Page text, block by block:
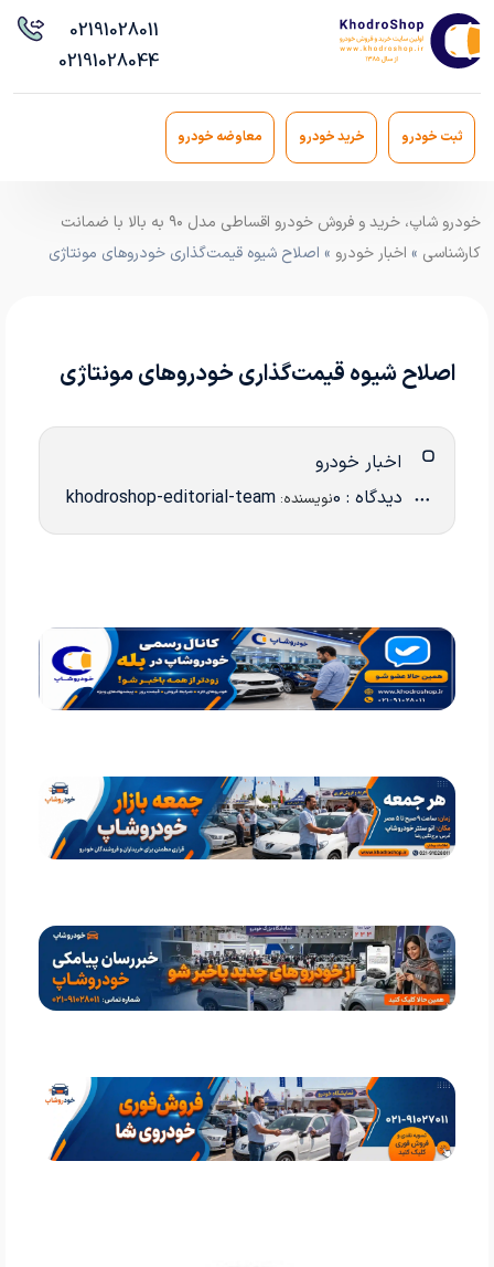
02191028011
02191028044
ثبت خودرو خرید خودرو معاوضه خودرو
خودرو شاپ، خرید و فروش خودرو اقساطی مدل ۹۰ به بالا با ضمانت
کارشناسی » اخبار خودرو » اصلاح شیوه قیمت‌گذاری خودروهای مونتاژی
اصلاح شیوه قیمت‌گذاری خودروهای مونتاژی
اخبار خودرو
دیدگاه : 0 نویسنده: khodroshop-editorial-team